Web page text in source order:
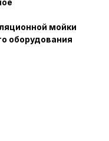
мойки
оборудования